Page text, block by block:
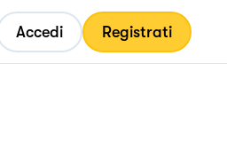
Accedi Registrati